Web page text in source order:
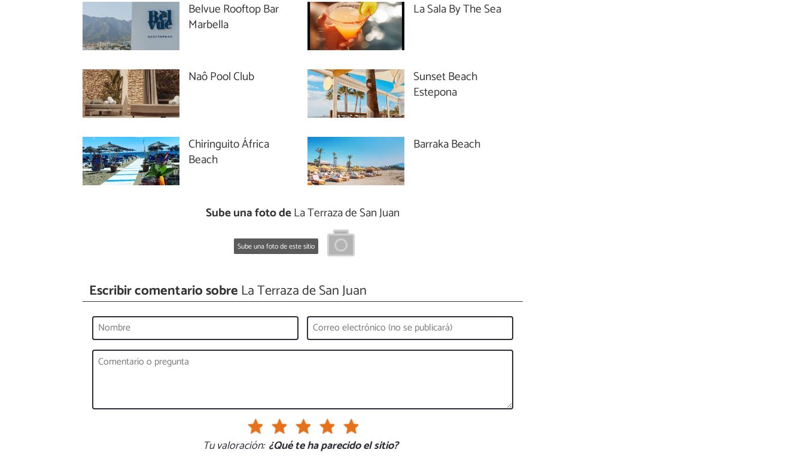
Belvue Rooftop Bar
Marbella
La Sala By The Sea
Naô Pool Club
Sunset Beach
Estepona
Chiringuito África
Beach
Barraka Beach
Sube una foto deLa Terraza de San Juan
Sube una foto de este sitio
Escribir comentario sobre La Terraza de San Juan
Tu valoración: ¿Qué te ha parecido el sitio?